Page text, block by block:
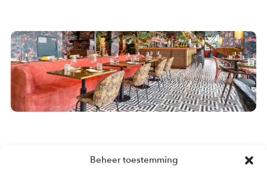
Beheer toestemming